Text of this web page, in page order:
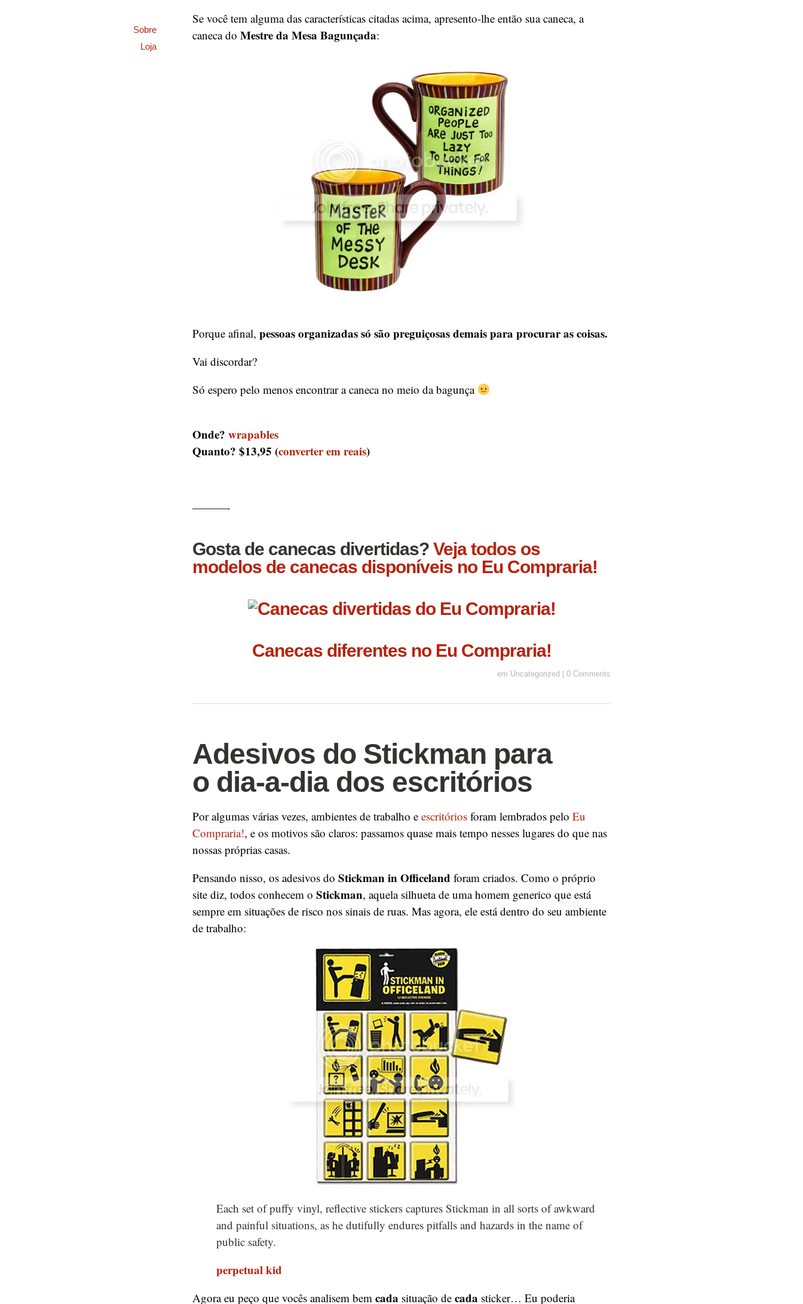
Se você tem alguma das características citadas acima, apresento-lhe então sua caneca, a
caneca do Mestre da Mesa Bagunçada:
Porque afinal, pessoas organizadas só são preguiçosas demais para procurar as coisas.
Vai discordar?
Só espero pelo menos encontrar a caneca no meio da bagunça
Onde? wrapables
Quanto? $13,95 (converter em reais)
———-
Gosta de canecas divertidas? Veja todos os
modelos de canecas disponíveis no Eu Compraria!
Canecas diferentes no Eu Compraria!
em Uncategorized 0 Comments
Adesivos do Stickman para
o dia-a-dia dos escritórios
Por algumas várias vezes, ambientes de trabalho e escritórios foram lembrados pelo Eu
Compraria!, e os motivos são claros: passamos quase mais tempo nesses lugares do que nas
nossas próprias casas.
Pensando nisso, os adesivos do Stickman in Officeland foram criados. Como o próprio
site diz, todos conhecem o Stickman, aquela silhueta de uma homem generico que está
sempre em situações de risco nos sinais de ruas. Mas agora, ele está dentro do seu ambiente
de trabalho:
Each set of puffy vinyl, reflective stickers captures Stickman in all sorts of awkward
and painful situations, as he dutifully endures pitfalls and hazards in the name of
public safety.
perpetual kid
Agora eu peço que vocês analisem bem cada situação de cada sticker… Eu poderia
Sobre
Loja